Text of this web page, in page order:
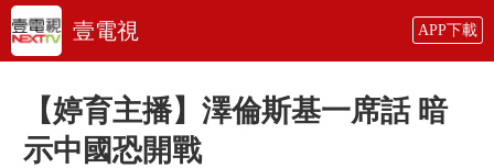
壹電視 APP下載
【婷育主播】澤倫斯基一席話 暗
示中國恐開戰